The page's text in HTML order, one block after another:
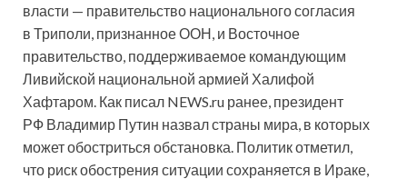
власти — правительство национального согласия
в Триполи, признанное ООН, и Восточное
правительство, поддерживаемое командующим
Ливийской национальной армией Халифой
Хафтаром. Как писал NEWS.ru ранее, президент
РФ Владимир Путин назвал страны мира, в которых
может обостриться обстановка. Политик отметил,
что риск обострения ситуации сохраняется в Ираке,